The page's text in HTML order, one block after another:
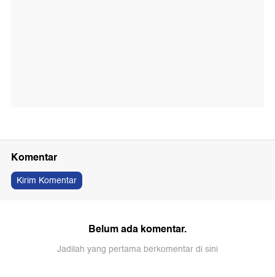
Komentar
Kirim Komentar
Belum ada komentar.
Jadilah yang pertama berkomentar di sini